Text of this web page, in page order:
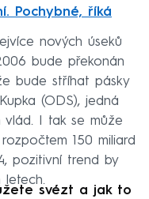
Pochybné, říká
nových úseků
bude překonán
bude stříhat pásky
(ODS), jedná
I tak se může
150 miliard
pozitivní trend by
letech.
svézt a jak to